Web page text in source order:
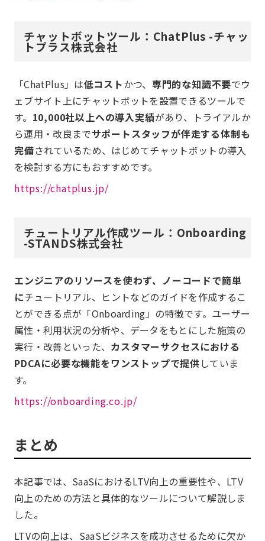
チャットボットツール：ChatPlus -チャッ
トプラス株式会社
「ChatPlus」は低コストかつ、 専門的な知識不要でウ
ェブサイト上にチャットボットを設置できるツールで
す。 10,000社以上への導入実績があり、トライアルか
ら運用・改良までサポートスタッフが伴走する体制も
完備されているため、はじめてチャットボットの導入
を検討する方にもおすすめです。
https://chatplus.jp/
チュートリアル作成ツール：Onboarding
-STANDS株式会社
エンジニアのリソースを使わず、ノーコードで簡単
にチュートリアル、ヒントなどのガイドを作成するこ
とができる点が「Onboarding」の特徴です。ユーザー
属性・利用状況の分析や、データをもとにした施策の
実行・改善といった、 カスタマーサクセスにおける
PDCAに必要な機能をワンストップで提供していま
す。
https://onboarding.co.jp/
まとめ
本記事では、SaaSにおけるLTV向上の重要性や、LTV
向上のための方法と具体的なツールについて解説しま
した。
LTVの向上は、SaaSビジネスを成功させるために欠か